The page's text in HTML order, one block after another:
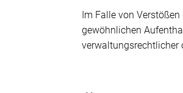
Im Falle von
gewöhnlichen
verwaltungsrechtlicher